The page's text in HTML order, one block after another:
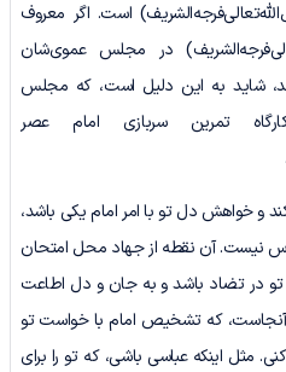
است. اگر معروف
در مجلس عموی‌شان
شاید به این دلیل است، که مجلس
تمرین سربازی امام عصر
.
و خواهش دل تو با امر امام یکی باشد،
نیست. آن نقطه از جهاد محل امتحان
در تضاد باشد و به جان و دل اطاعت
آنجاست، که تشخیص امام با خواست تو
مثل اینکه عباسی باشی، که تو را برای